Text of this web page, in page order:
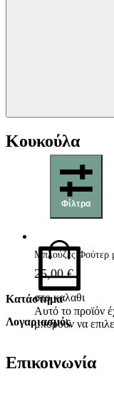
Κουκούλα
Φίλτρα
στο καλαθι
Αυτό το προϊόν
μπορούν να
Μπλούζες Φούτερ
25,00€
Κατάστημα
Όροι Χρήσης
Αλλαγές & Επιστροφές
Συναλλαγές
Λογαριασμός
Παραγγελίες
Επικοινωνία